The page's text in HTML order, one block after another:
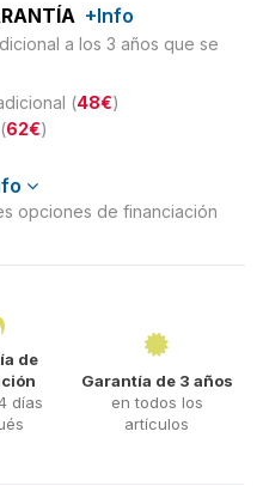
+Info
a los 3 años que se
(48€)
62€)
opciones de financiación
de
días
Garantía de 3 años
en todos los
artículos